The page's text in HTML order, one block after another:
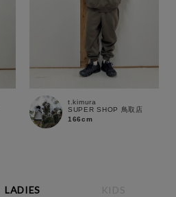
t.kimura
SUPER SHOP 鳥取店
166cm
LADIES KIDS